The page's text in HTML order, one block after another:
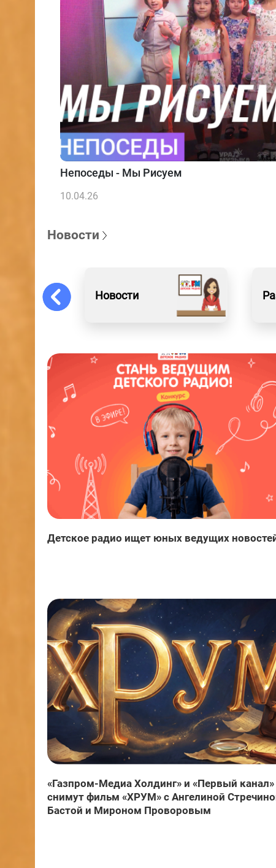
Непоседы - Мы Рисуем
10.04.26
Новости
Новости
Детское радио ищет юных ведущих
«Газпром-Медиа Холдинг» и «Первый канал»
снимут фильм «ХРУМ» с Ангелиной
Бастой и Мироном Проворовым